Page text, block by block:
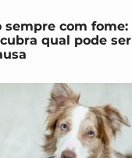
sempre com fome:
qual pode ser